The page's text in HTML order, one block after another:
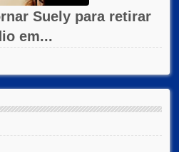
Suely para retirar
em...